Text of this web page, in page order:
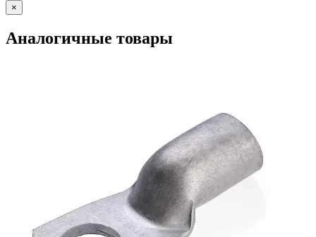
×
Аналогичные товары